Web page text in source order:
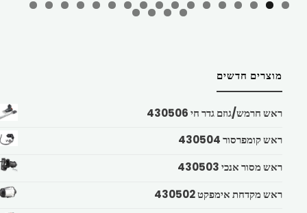
מוצרים חדשים
ראש חרמש/גוזם גדר חי 430506
ראש קומפרסור 430504
ראש מסור אנכי 430503
ראש מקדחת אימפקט 430502